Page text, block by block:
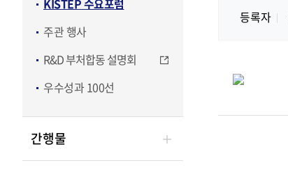
KISTEP 수요포럼
주관 행사
R&D 부처합동 설명회
우수성과 100선
간행물
등록자